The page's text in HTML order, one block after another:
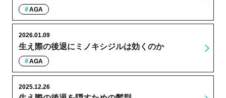
AGA
生え際の後退にミノキシジルは効くのか
2026.01.09
AGA
2025.12.26